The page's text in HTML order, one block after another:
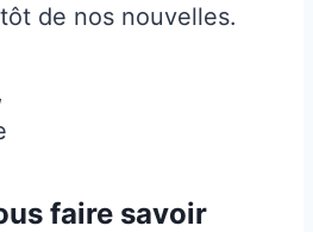
de nos nouvelles.
faire savoir